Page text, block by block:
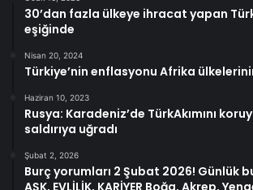
30’dan fazla ülkeye ihracat yapan
eşiğinde
Nisan 20, 2024
Türkiye’nin enflasyonu Afrika
Haziran 10, 2023
Rusya: Karadeniz’de TürkAkımını
saldırıya uğradı
Şubat 2, 2026
Burç yorumları 2 Şubat 2026! Günlük